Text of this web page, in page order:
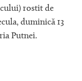
rostit de
duminică 13
Putnei.